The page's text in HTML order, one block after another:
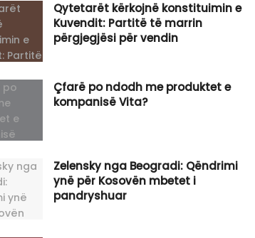
Qytetarët kërkojnë konstituimin e
Kuvendit: Partitë të marrin
përgjegjësi për vendin
Çfarë po ndodh me produktet e
kompanisë Vita?
Zelensky nga Beogradi: Qëndrimi
ynë për Kosovën mbetet i
pandryshuar